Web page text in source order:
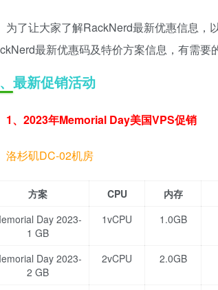
为了让大家了解RackNerd最新优惠信息，
最新优惠码及特价方案信息，有需要
最新促销活动
1、2023年Memorial Day美国VPS促销
洛杉矶DC-02机房
方案 CPU 内存
Day 2023-
1 GB
1vCPU 1.0GB
Day 2023-
2 GB
2vCPU 2.0GB